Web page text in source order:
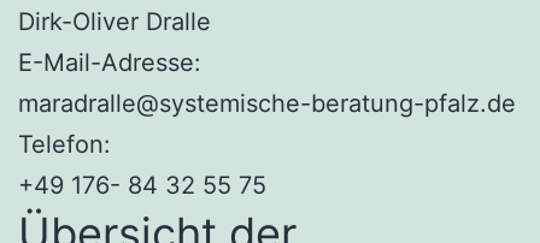
Dirk-Oliver Dralle
E-Mail-Adresse:
maradralle@systemische-beratung-pfalz.de
Telefon:
+49 176- 84 32 55 75